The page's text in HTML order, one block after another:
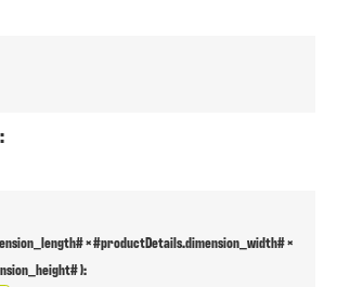
× #productDetails.dimension_width# ×
):